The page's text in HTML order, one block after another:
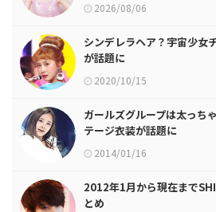
2026/08/06
シンデレラヘア？宇宙少女
が話題に
2020/10/15
ガールズグループは太っ
テージ衣装が話題に
2014/01/16
2012年1月から現在まで
とめ